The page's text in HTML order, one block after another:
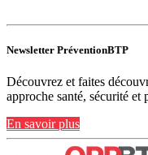
Newsletter PréventionBTP
Découvrez et faites
approche santé, sécurité et
En savoir plus